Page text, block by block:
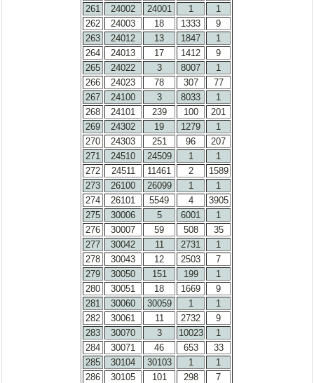
261
24002 24001 1
1
262
24003 18 1333
9
263
24012 13 1847
1
264
24013 17 1412
9
265
24022 3 8007
1
266
24023 78 307
77
267
24100 3 8033
1
268
24101 239 100
201
269
24302 19 1279
1
270
24303 251 96
207
271
24510 24509 1
1
272
24511 11461 2
1589
273
26100 26099 1
1
274
26101 5549 4
3905
275
30006 5 6001
1
276
30007 59 508
35
277
30042 11 2731
1
278
30043 12 2503
7
279
30050 151 199
1
280
30051 18 1669
9
281
30060 30059 1
1
282
30061 11 2732
9
283
30070 3 10023
1
284
30071 46 653
33
285
30104 30103 1
1
286
30105 101 298
7